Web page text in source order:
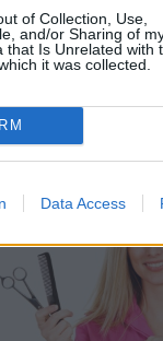
of Collection, Use,
and/or Sharing of
that Is Unrelated with
it was collected.
Data Access